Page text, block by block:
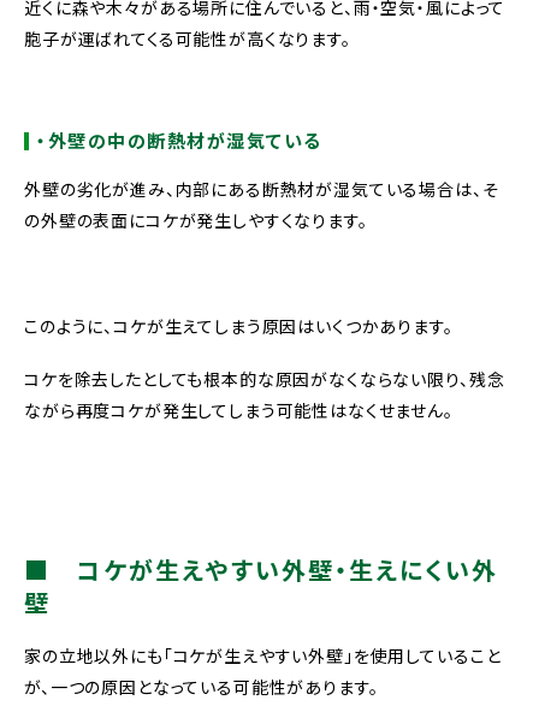
近くに森や木々がある場所に住んでいると、雨・空気・風によって
胞子が運ばれてくる可能性が高くなります。
・外壁の中の断熱材が湿気ている
外壁の劣化が進み、内部にある断熱材が湿気ている場合は、そ
の外壁の表面にコケが発生しやすくなります。
このように、コケが生えてしまう原因はいくつかあります。
コケを除去したとしても根本的な原因がなくならない限り、残念
ながら再度コケが発生してしまう可能性はなくせません。
■ コケが生えやすい外壁・生えにくい外
壁
家の立地以外にも「コケが生えやすい外壁」を使用していること
が、一つの原因となっている可能性があります。